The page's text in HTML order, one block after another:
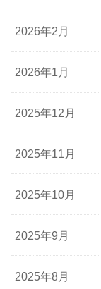
2026年2月
2026年1月
2025年12月
2025年11月
2025年10月
2025年9月
2025年8月